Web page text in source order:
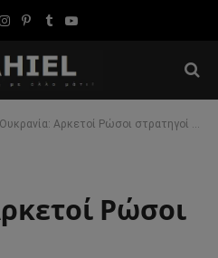
Instagram
Pinterest
TumblrYouTube
Ουκρανία: Αρκετοί Ρώσοι στρατηγοί απομακρύνθηκαν από το Κρεμλίνο λόγω της σύγκρουσης – Λένε οι μυστικές υπηρεσίες του Ηνωμένου Βασιλείου.
Ρώσοι